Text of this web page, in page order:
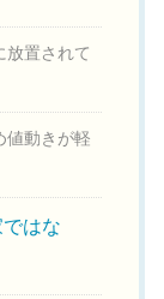
放置されて
値動きが軽
はな